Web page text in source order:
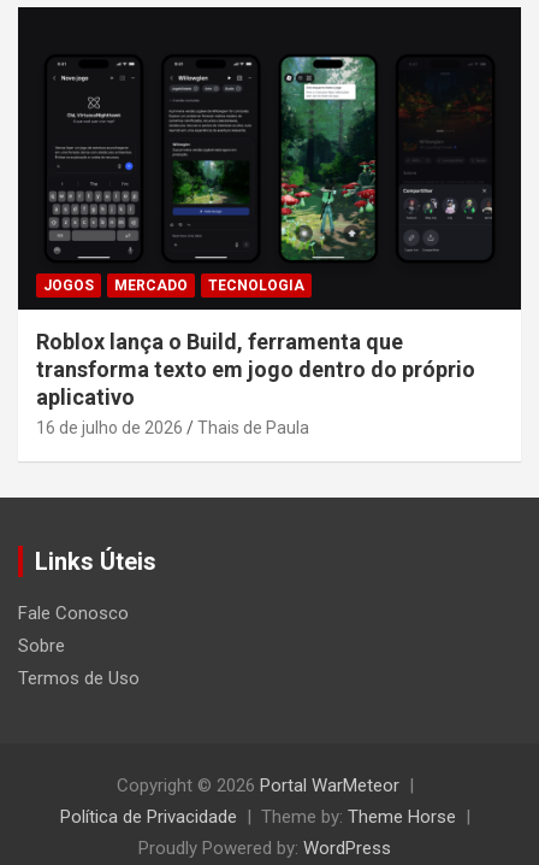
JOGOS MERCADO TECNOLOGIA
Roblox lança o Build, ferramenta que
transforma texto em jogo dentro do próprio
aplicativo
16 de julho de 2026 Thais de Paula
Links Úteis
Fale Conosco
Sobre
Termos de Uso
Copyright © 2026 Portal WarMeteor
Política de Privacidade
Theme by: Theme Horse
Proudly Powered by: WordPress